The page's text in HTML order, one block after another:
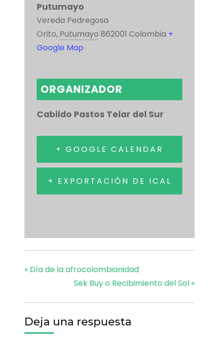
Putumayo
Vereda Pedregosa
Orito, Putumayo 862001 Colombia +
Google Map
ORGANIZADOR
Cabildo Pastos Telar del Sur
+ GOOGLE CALENDAR
+ EXPORTACIÓN DE ICAL
« Día de la afrocolombianidad
Sek Buy o Recibimiento del Sol »
Deja una respuesta